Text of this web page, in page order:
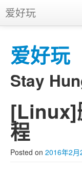
爱好玩
Stay
Main menu
Skip to primary
Skip to secondary
爱好玩
APP
推广
[Linux]
程
Posted on 2016年2月